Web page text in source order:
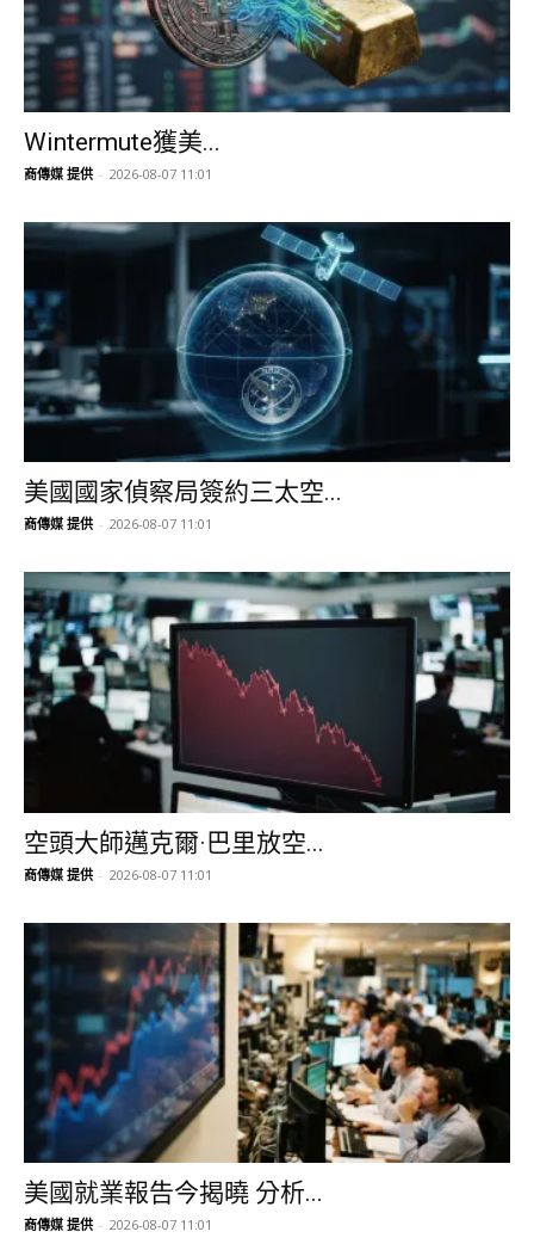
Wintermute獲美...
商傳媒 提供 - 2026-08-07 11:01
美國國家偵察局簽約三太空...
商傳媒 提供 - 2026-08-07 11:01
空頭大師邁克爾·巴里放空...
商傳媒 提供 - 2026-08-07 11:01
美國就業報告今揭曉 分析...
商傳媒 提供 - 2026-08-07 11:01